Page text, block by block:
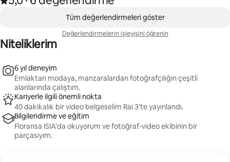
videolar 48 saat içinde teslim edilir: hız ve kaliteden
,
Tüm değerlendirmeleri göster
Değerlendirmelerin işleyişini öğrenin
Niteliklerim
6 yıl deneyim
Emlaktan modaya, manzaralardan fotoğrafçılığın çeşitli
alanlarında çalıştım.
Kariyerle ilgili önemli nokta
40 dakikalık bir video belgeselim Rai 3'te yayınlandı.
Bilgilendirme ve eğitim
Floransa ISIA'da okuyorum ve fotoğraf-video ekibinin bir
parçasıyım.